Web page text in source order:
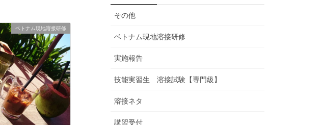
ベトナム現地溶接研修
その他
ベトナム現地溶接研修
実施報告
技能実習生 溶接試験【専門級】
溶接ネタ
講習受付